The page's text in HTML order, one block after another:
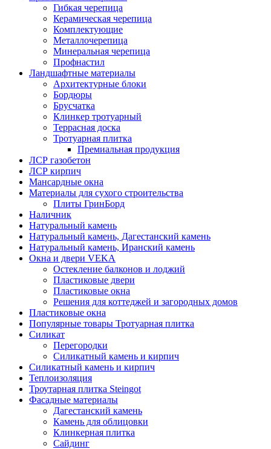
Гибкая черепица
Керамическая черепица
Комплектующие
Металлочерепица
Минеральная черепица
Профнастил
Ландшафтные материалы
Архитектурные блоки
Бордюры
Брусчатка
Клинкер тротуарный
Террасная доска
Тротуарная плитка
Премиальная продукция
ЛСР газобетон
ЛСР кирпич
Мансардные окна
Материалы для сухого строительства
Плиты ГринБорд
Наличник
Натуральный камень
Натуральный камень, Дагестанский камень
Натуральный камень, Иранский камень
Окна и двери VEKA
Остекление балконов и лоджий
Пластиковые двери
Пластиковые окна
Решения для коттеджей и загородных домов
Пластиковые окна
Популярные товары Тротуарная плитка
Силикат
Перегородки
Силикатный камень и кирпич
Силикатный камень и кирпич
Теплоизоляция
Троутарная плитка Steingot
Фасадные материалы
Дагестанский камень
Камень для облицовки
Клинкерная плитка
Сайдинг